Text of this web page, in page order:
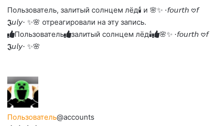
вверх.
реакцию:
реакцию:
до
слез
реакцию:
реакцию:
благодарю
Пользователь, залитый солнцем лёд🕯 и 🌸✨ ⋅𝘧𝘰𝘶𝘳𝘵𝘩 𖹭𝘧
𝕵𝘶𝘭𝘺⋅ ✨🌸 отреагировали на эту запись.
Пользователь
залитый солнцем лёд🕯
🌸✨ ⋅𝘧𝘰𝘶𝘳𝘵𝘩 𖹭𝘧
𝕵𝘶𝘭𝘺⋅ ✨🌸
Пользователь@accounts